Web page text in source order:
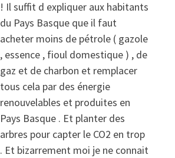
! Il suffit d expliquer aux habitants
du Pays Basque que il faut
acheter moins de pétrole ( gazole
, essence , fioul domestique ) , de
gaz et de charbon et remplacer
tous cela par des énergie
renouvelables et produites en
Pays Basque . Et planter des
arbres pour capter le CO2 en trop
. Et bizarrement moi je ne connait